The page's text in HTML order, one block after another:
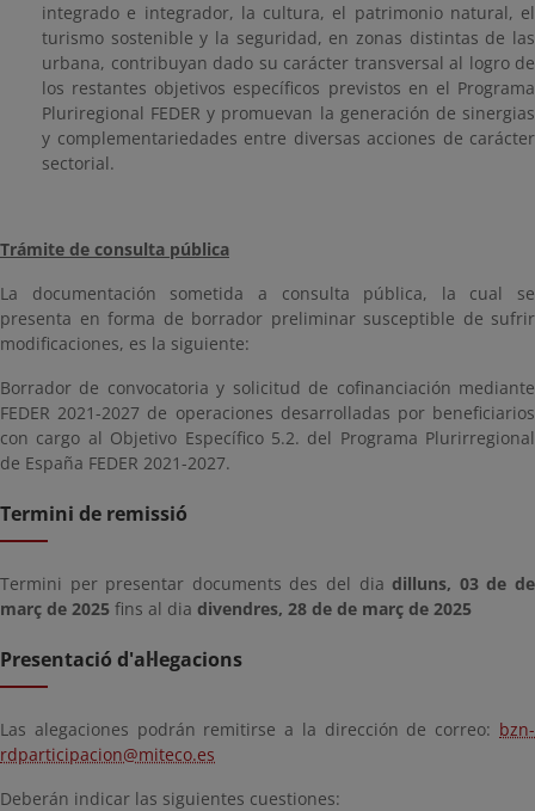
integrado e integrador, la cultura, el patrimonio natural, el
turismo sostenible y la seguridad, en zonas distintas de las
urbana, contribuyan dado su carácter transversal al logro de
los restantes objetivos específicos previstos en el Programa
Pluriregional FEDER y promuevan la generación de sinergias
y complementariedades entre diversas acciones de carácter
sectorial.
Trámite de consulta pública
La documentación sometida a consulta pública, la cual se
presenta en forma de borrador preliminar susceptible de sufrir
modificaciones, es la siguiente:
Borrador de convocatoria y solicitud de cofinanciación mediante
FEDER 2021-2027 de operaciones desarrolladas por beneficiarios
con cargo al Objetivo Específico 5.2. del Programa Plurirregional
de España FEDER 2021-2027.
Termini de remissió
Termini per presentar documents des del diadilluns, 03 de de
març de 2025 fins al dia divendres, 28 de de març de 2025
Presentació d'al·legacions
Las alegaciones podrán remitirse a la dirección de correo: bzn-
rdparticipacion@miteco.es
Deberán indicar las siguientes cuestiones: